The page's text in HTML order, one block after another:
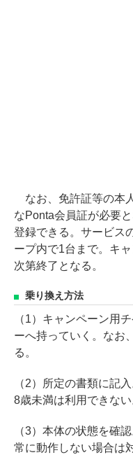
なお、免許証等の本
なPonta会員証が必要
登録できる。サービス
ープ内で1台まで。キ
次第終了となる。
乗り換え方法
（1）キャンペーン用
ーへ持っていく。なお
る。
（2）所定の書類に記
8歳未満は利用できない
（3）本体の状態を確
常に動作しない場合は